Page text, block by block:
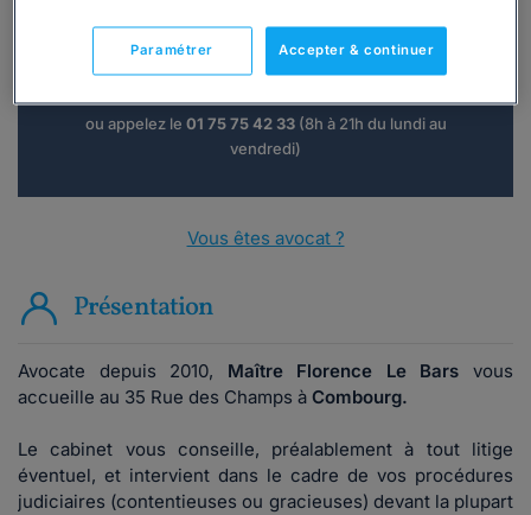
Consulter immédiatement
ou appelez le 01 75 75 42 33(8h à 21h du lundi au
vendredi)
Vous êtes avocat ?
Présentation
Avocate depuis 2010, Maître Florence Le Bars vous
accueille au 35 Rue des Champs à Combourg.
Le cabinet vous conseille, préalablement à tout litige
éventuel, et intervient dans le cadre de vos procédures
judiciaires (contentieuses ou gracieuses) devant la plupart
Accepter & continuer
Paramétrer